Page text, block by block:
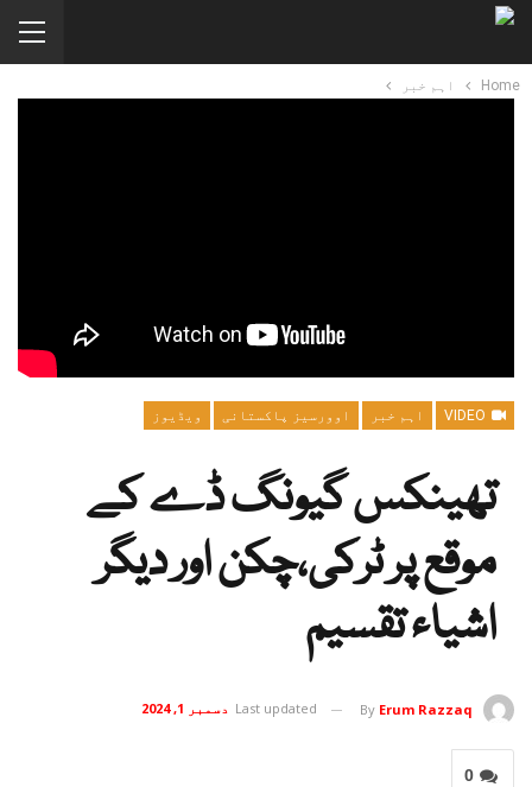
Home اہم خبر
اہم خبر اوورسیز پاکستانی ویڈیوز
تھینکس گیونگ ڈے کے
موقع پر ٹرکی،چکن اور دیگر
اشیاء تقسیم
By Erum Razzaq
Last updated دسمبر 1, 2024
0